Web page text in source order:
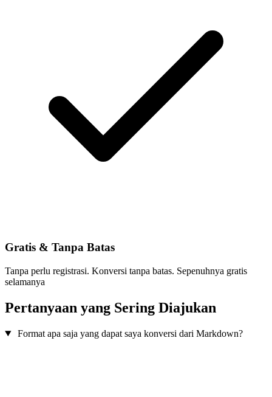
Gratis & Tanpa Batas
Tanpa perlu registrasi. Konversi tanpa batas. Sepenuhnya gratis
selamanya
Pertanyaan yang Sering Diajukan
Format apa saja yang dapat saya konversi dari Markdown?